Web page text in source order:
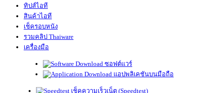
ทิปส์ไอที
สินค้าไอที
เช็ครอบหนัง
รวมคลิป Thaiware
เครื่องมือ
ซอฟต์แวร์
แอปพลิเคชันบนมือถือ
เช็คความเร็วเน็ต (Speedtest)